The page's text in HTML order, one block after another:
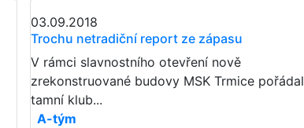
03.09.2018
Trochu netradiční report ze zápasu
V rámci slavnostního otevření nově
zrekonstruované budovy MSK Trmice pořádal
tamní klub...
A-tým